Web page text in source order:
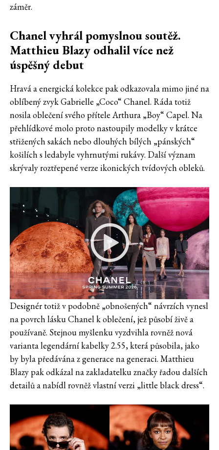
záměr.
Chanel vyhrál pomyslnou soutěž.
Matthieu Blazy odhalil více než
úspěšný debut
Hravá a energická kolekce pak odkazovala mimo jiné na
oblíbený zvyk Gabrielle „Coco“ Chanel. Ráda totiž
nosila oblečení svého přítele Arthura „Boy“ Capel. Na
přehlídkové molo proto nastoupily modelky v krátce
střižených sakách nebo dlouhých bílých „pánských“
košilích s ledabyle vyhrnutými rukávy. Další význam
skrývaly roztřepené verze ikonických tvídových obleků.
Designér totiž v podobně „obnošených“ návrzích vynesl
na povrch lásku Chanel k oblečení, jež působí živě a
používaně. Stejnou myšlenku vyzdvihla rovněž nová
varianta legendární kabelky 2.55, která působila, jako
by byla předávána z generace na generaci. Matthieu
Blazy pak odkázal na zakladatelku značky řadou dalších
detailů a nabídl rovněž vlastní verzi „little black dress“.